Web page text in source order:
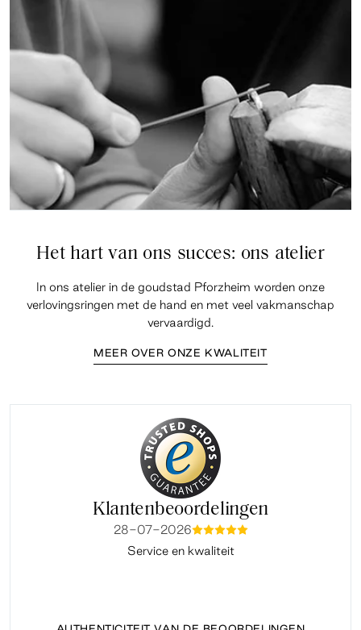
Het hart van ons succes: ons atelier
In ons atelier in de goudstad Pforzheim worden onze
verlovingsringen met de hand en met veel vakmanschap
vervaardigd.
MEER OVER ONZE KWALITEIT
Klantenbeoordelingen
28-07-2026mmmmm
Service en kwaliteit